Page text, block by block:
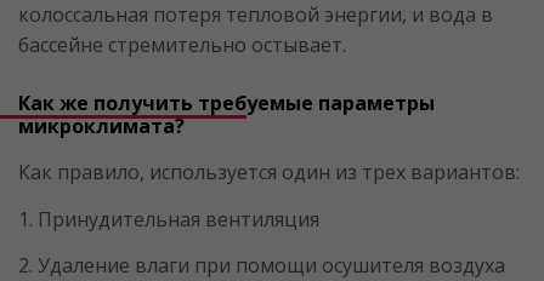
колоссальная потеря тепловой энергии, и вода в
бассейне стремительно остывает.
Как же получить требуемые параметры
микроклимата?
Как правило, используется один из трех вариантов:
1. Принудительная вентиляция
2. Удаление влаги при помощи осушителя воздуха